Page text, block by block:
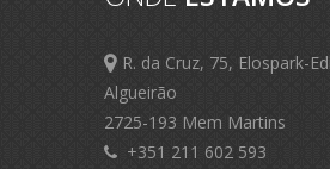
R. da Cruz, 75, Elospark-
Algueirão
2725-193 Mem Martins
+351 211 602 593